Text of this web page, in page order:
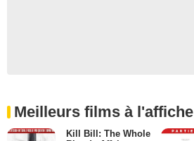
Meilleurs films à l'affiche
Kill Bill: The Whole